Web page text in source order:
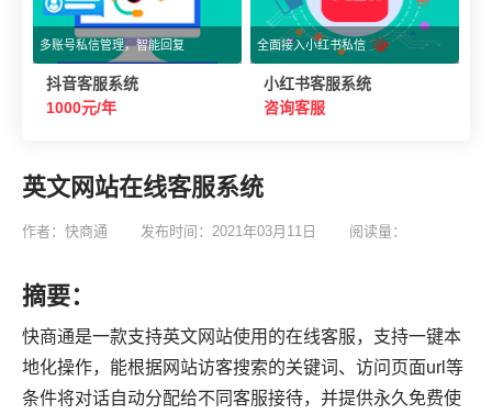
多账号私信管理，智能回复
抖音客服系统
1000元/年
全面接入小红书私信
小红书客服系统
咨询客服
英文网站在线客服系统
作者：快商通 发布时间：2021年03月11日 阅读量：
摘要：
快商通是一款支持英文网站使用的在线客服，支持一键本
地化操作，能根据网站访客搜索的关键词、访问页面url等
条件将对话自动分配给不同客服接待，并提供永久免费使